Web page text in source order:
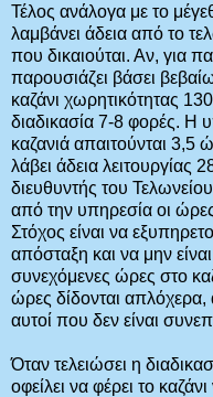
Τέλος ανάλογα με το
λαμβάνει άδεια από το
που δικαιούται. Αν, για
παρουσιάζει βάσει
καζάνι χωρητικότητας
διαδικασία 7-8 φορές. Η
καζανιά απαιτούνται
λάβει άδεια λειτουργίας
διευθυντής του
από την υπηρεσία οι
Στόχος είναι να
απόσταξη και να μην
συνεχόμενες ώρες στο
ώρες δίδονται απλόχερα,
αυτοί που δεν είναι
Όταν τελειώσει η
οφείλει να φέρει το